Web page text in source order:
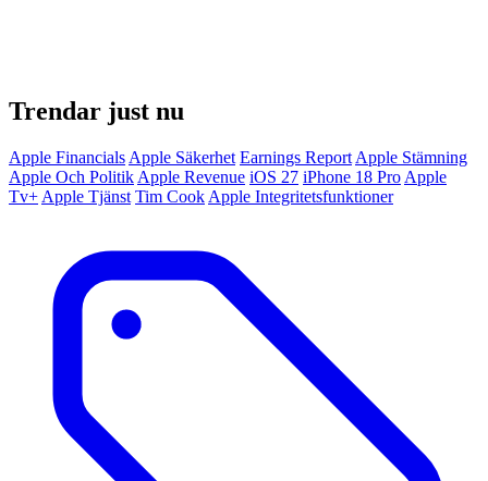
Trendar just nu
Apple Financials Apple Säkerhet Earnings Report Apple Stämning
Apple Och Politik Apple Revenue iOS 27 iPhone 18 Pro Apple
Tv+ Apple Tjänst Tim Cook Apple Integritetsfunktioner